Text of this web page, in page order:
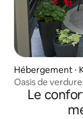
Hébergement ⋅
Oasis de
ANGIE
Le